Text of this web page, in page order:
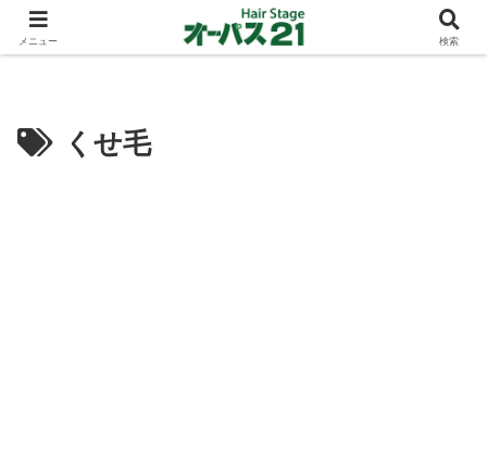
ショートカットとボブスタイルのお客様が多い東大阪のヘアーサロン 店長の与
太話
くせ毛
メニュー 検索